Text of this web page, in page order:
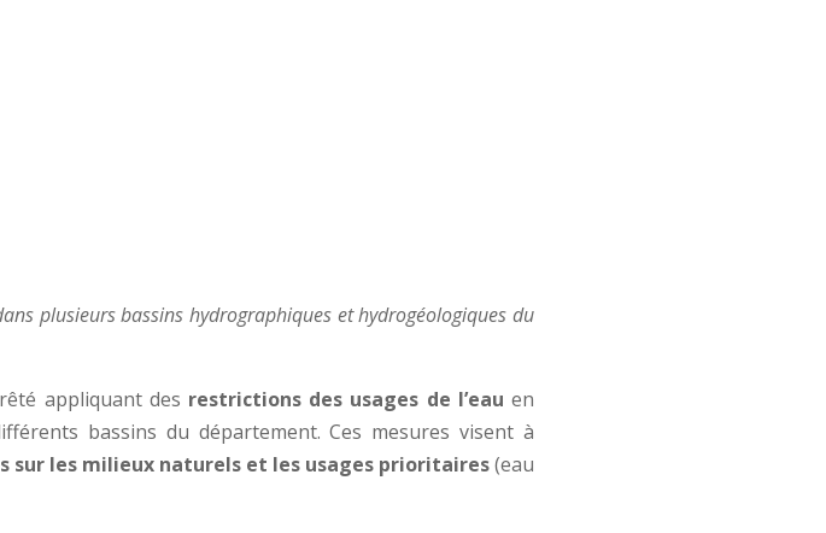
plusieurs bassins hydrographiques et hydrogéologiques du
appliquant des restrictions des usages de l’eau en
bassins du département. Ces mesures visent à
sur les milieux naturels et les usages prioritaires(eau